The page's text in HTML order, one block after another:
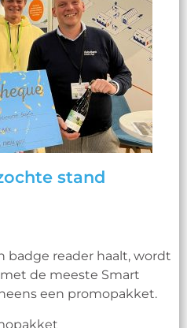
stand
badge reader haalt, wordt
de meeste Smart
een promopakket.